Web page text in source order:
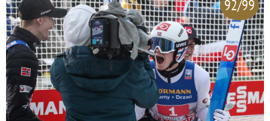
92/99